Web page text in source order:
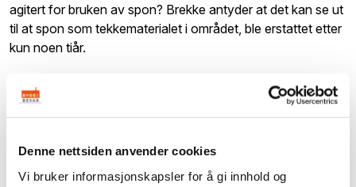
Denne nettsiden anvender cookies
Vi bruker informasjonskapsler for å gi innhold og
agitert for bruken av spon? Brekke antyder at det kan se ut
til at spon som tekkematerialet i området, ble erstattet etter
kun noen tiår.